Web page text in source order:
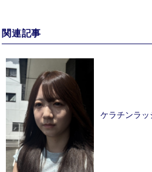
関連記事
ケラチンラッ